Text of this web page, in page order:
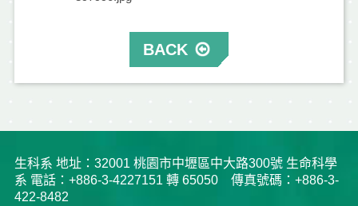
BACK
生科系 地址：32001 桃園市中壢區中大路300號 生命科學
系 電話：+886-3-4227151 轉 65050 傳真號碼：+886-3-
422-8482